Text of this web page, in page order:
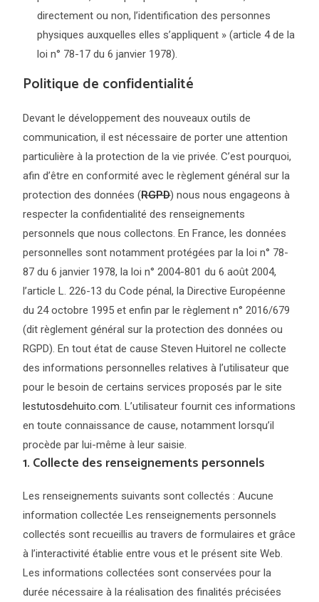
directement ou non, l’identification des personnes
physiques auxquelles elles s’appliquent » (article 4 de la
loi n° 78-17 du 6 janvier 1978).
Politique de confidentialité
Devant le développement des nouveaux outils de
communication, il est nécessaire de porter une attention
particulière à la protection de la vie privée. C’est pourquoi,
afin d’être en conformité avec le règlement général sur la
protection des données (RGPD) nous nous engageons à
respecter la confidentialité des renseignements
personnels que nous collectons. En France, les données
personnelles sont notamment protégées par la loi n° 78-
87 du 6 janvier 1978, la loi n° 2004-801 du 6 août 2004,
l’article L. 226-13 du Code pénal, la Directive Européenne
du 24 octobre 1995 et enfin par le règlement n° 2016/679
(dit règlement général sur la protection des données ou
RGPD). En tout état de cause Steven Huitorel ne collecte
des informations personnelles relatives à l’utilisateur que
pour le besoin de certains services proposés par le site
lestutosdehuito.com. L’utilisateur fournit ces informations
en toute connaissance de cause, notamment lorsqu’il
procède par lui-même à leur saisie.
1. Collecte des renseignements personnels
Les renseignements suivants sont collectés : Aucune
information collectée Les renseignements personnels
collectés sont recueillis au travers de formulaires et grâce
à l’interactivité établie entre vous et le présent site Web.
Les informations collectées sont conservées pour la
durée nécessaire à la réalisation des finalités précisées